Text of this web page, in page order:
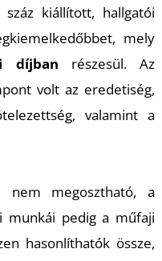
kiállított, hallgatói
mely
díjban részesül. Az
volt az eredetiség,
valamint a
nem megosztható, a
munkái pedig a műfaji
hasonlíthatók össze,